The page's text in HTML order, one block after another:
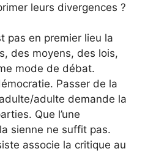
leurs divergences ?
pas en premier lieu la
des moyens, des lois,
mode de débat.
Passer de la
adulte demande la
Que l’une
sienne ne suffit pas.
associe la critique au